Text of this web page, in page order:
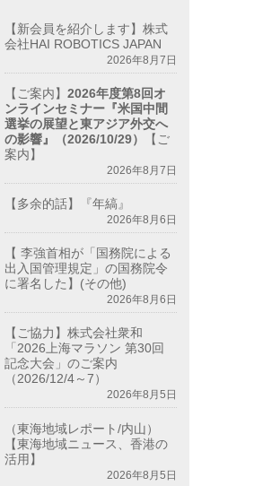
【新会員を紹介します】株式
会社HAI ROBOTICS JAPAN
2026年8月7日
【ご案内】2026年度第8回オ
ンラインセミナー『米国中間
選挙の展望と東アジア外交へ
の影響』（2026/10/29）
【ご
案内】
2026年8月7日
【多余的話】『年縞』
2026年8月6日
【 李強首相が「国務院による
出入国管理規定」の国務院令
に署名した】(その他)
2026年8月6日
【ご協力】株式会社衆和
「2026上海マラソン 第30回
記念大会」のご案内
（2026/12/4～7）
2026年8月5日
（東海地域レポート/内山）
【東海地域ニュース、香港の
活用】
2026年8月5日